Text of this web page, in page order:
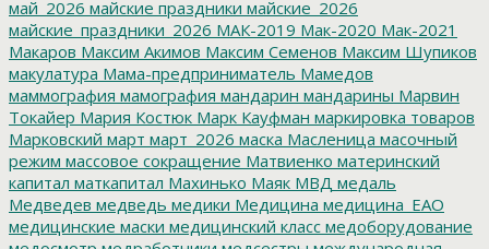
май_2026 майские праздники майские_2026
майские_праздники_2026 МАК-2019 Мак-2020 Мак-2021
Макаров Максим Акимов Максим Семенов Максим Шупиков
макулатура Мама-предприниматель Мамедов
маммография мамография мандарин мандарины Марвин
Токайер Мария Костюк Марк Кауфман маркировка товаров
Марковский март март_2026 маска Масленица масочный
режим массовое сокращение Матвиенко материнский
капитал маткапитал Махинько Маяк МВД медаль
Медведев медведь медики Медицина медицина_ЕАО
медицинские маски медицинский класс медоборудование